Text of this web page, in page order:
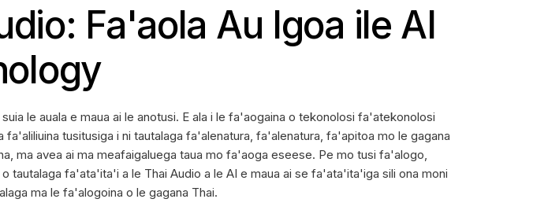
Fa'aola Au Igoa ile AI
le auala e maua ai le anotusi. E ala i le fa'aogaina o tekonolosi fa'atekonolosi
tusitusiga i ni tautalaga fa'alenatura, fa'alenatura, fa'apitoa mo le gagana
ma avea ai ma meafaigaluega taua mo fa'aoga eseese. Pe mo tusi fa'alogo,
fa'ata'ita'i a le Thai Audio a le AI e maua ai se fa'ata'ita'iga sili ona moni
ma le fa'alogoina o le gagana Thai.